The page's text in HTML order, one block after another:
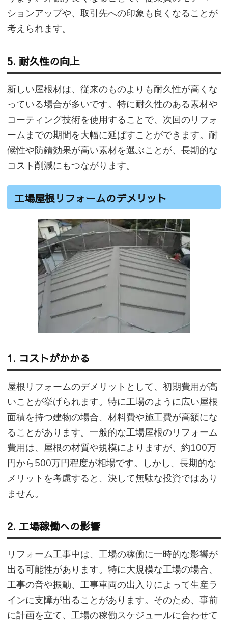
ションアップや、取引先への印象も良くなることが
考えられます。
5. 耐久性の向上
新しい屋根材は、従来のものよりも耐久性が高くな
っている場合が多いです。特に耐久性のある素材や
コーティング技術を使用することで、次回のリフォ
ームまでの期間を大幅に延ばすことができます。耐
候性や防錆効果が高い素材を選ぶことが、長期的な
コスト削減にもつながります。
工場屋根リフォームのデメリット
1. コストがかかる
屋根リフォームのデメリットとして、初期費用が高
いことが挙げられます。特に工場のように広い屋根
面積を持つ建物の場合、材料費や施工費が高額にな
ることがあります。一般的な工場屋根のリフォーム
費用は、屋根の材質や規模によりますが、約100万
円から500万円程度が相場です。しかし、長期的な
メリットを考慮すると、決して無駄な投資ではあり
ません。
2. 工場稼働への影響
リフォーム工事中は、工場の稼働に一時的な影響が
出る可能性があります。特に大規模な工場の場合、
工事の音や振動、工事車両の出入りによって生産ラ
インに支障が出ることがあります。そのため、事前
に計画を立て、工場の稼働スケジュールに合わせて